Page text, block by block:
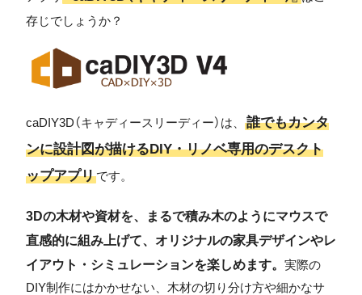
存じでしょうか？
caDIY3D（キャディースリーディー）は、
誰でもカンタ
ンに設計図が描けるDIY・リノベ専用のデスクト
ップアプリです。
3Dの木材や資材を、まるで積み木のようにマウスで
直感的に組み上げて、オリジナルの家具デザインやレ
イアウト・シミュレーションを楽しめます。 実際の
DIY制作にはかかせない、木材の切り分け方や細かなサ